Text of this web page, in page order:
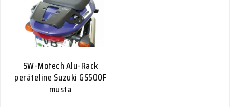
SW-Motech Alu-Rack
peräteline Suzuki GS500F
musta